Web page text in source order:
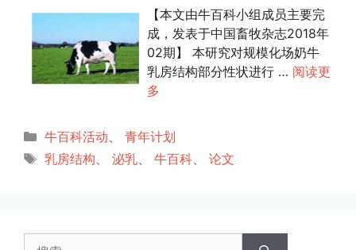
【本文由牛百科小组成员主要完
成，发表于中国畜牧杂志2018年
02期】 本研究对规模化场奶牛
乳房结构部分性状进行 … 阅读更
多
分
类
牛百科活动、 青年计划
标
乳房结构、 泌乳、 牛百科、 论文